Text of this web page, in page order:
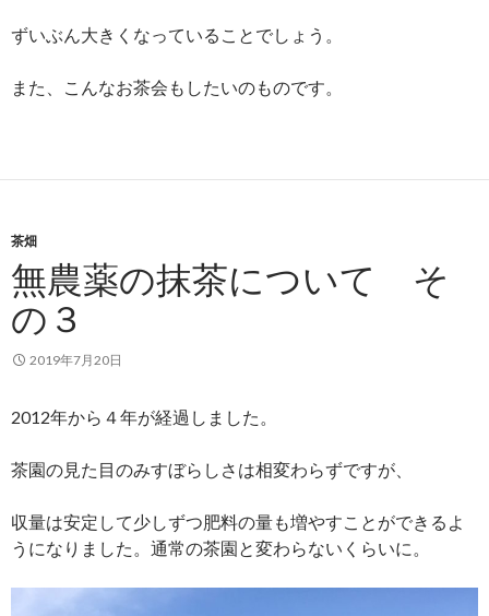
ずいぶん大きくなっていることでしょう。
また、こんなお茶会もしたいのものです。
茶畑
無農薬の抹茶について そ
の３
2019年7月20日
2012年から４年が経過しました。
茶園の見た目のみすぼらしさは相変わらずですが、
収量は安定して少しずつ肥料の量も増やすことができるよ
うになりました。通常の茶園と変わらないくらいに。